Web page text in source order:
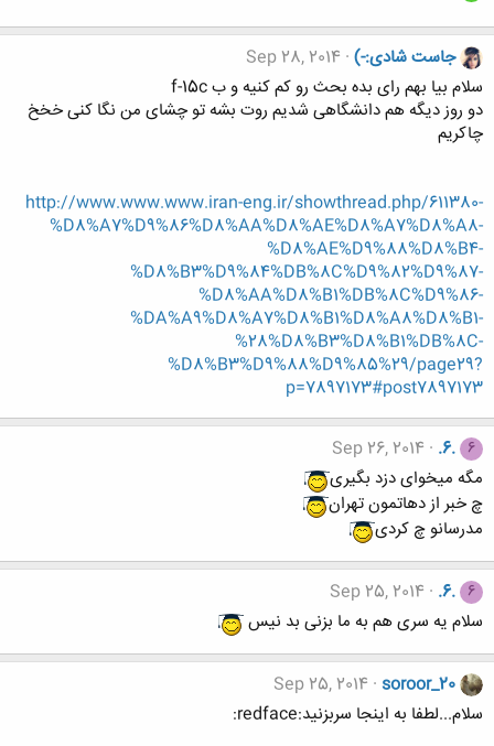
جاست شادی:-) Sep 28, 2014
سلام بیا بهم رای بده بحث رو کم کنیه و ب f-15c
دو روز دیگه هم دانشگاهی شدیم روت بشه تو چشای من نگا کنی خخخ
چاکریم
http://www.www.www.iran-eng.ir/showthread.php/611380-
%D8%A7%D9%86%D8%AA%D8%AE%D8%A7%D8%A8-
%D8%AE%D9%88%D8%B4-
%D8%B3%D9%84%DB%8C%D9%82%D9%87-
%D8%AA%D8%B1%DB%8C%D9%86-
%DA%A9%D8%A7%D8%B1%D8%A8%D8%B1-
%28%D8%B3%D8%B1%DB%8C-
%D8%B3%D9%88%D9%85%29/page29?
p=7897173#post7897173
6
.6.
Sep 26, 2014
مگه میخوای دزد بگیری
چ خبر از دهاتمون تهران
مدرسانو چ کردی
6
.6.
Sep 25, 2014
سلام یه سری هم به ما بزنی بد نیس
soroor_20
Sep 25, 2014
سلام...لطفا به اینجا سربزنید:redface: